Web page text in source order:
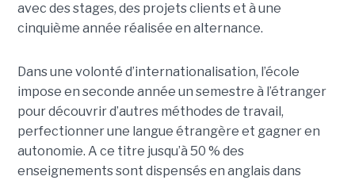
avec des stages, des projets clients et à une
cinquième année réalisée en alternance.
Dans une volonté d’internationalisation, l’école
impose en seconde année un semestre à l’étranger
pour découvrir d’autres méthodes de travail,
perfectionner une langue étrangère et gagner en
autonomie. A ce titre jusqu’à 50 % des
enseignements sont dispensés en anglais dans